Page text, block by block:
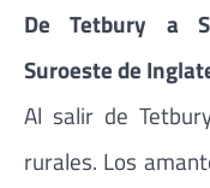
De Tetbury a
Suroeste de
Al salir de
rurales. Los